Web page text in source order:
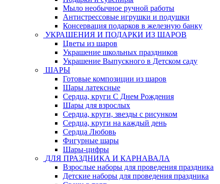
Мыло необычное ручной работы
Антистрессовые игрушки и подушки
Консервация подарков в железную банку
УКРАШЕНИЯ И ПОДАРКИ ИЗ ШАРОВ
Цветы из шаров
Украшение школьных праздников
Украшение Выпускного в Детском саду
ШАРЫ
Готовые композиции из шаров
Шары латексные
Сердца, круги С Днем Рождения
Шары для взрослых
Сердца, круги, звезды с рисунком
Сердца, круги на каждый день
Сердца Любовь
Фигурные шары
Шары-цифры
ДЛЯ ПРАЗДНИКА И КАРНАВАЛА
Взрослые наборы для проведения праздника
Детские наборы для проведения праздника